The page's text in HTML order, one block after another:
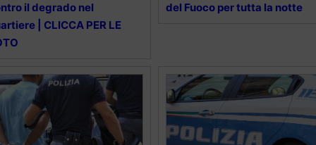
il degrado nel
| CLICCA PER LE
del Fuoco per tutta la notte